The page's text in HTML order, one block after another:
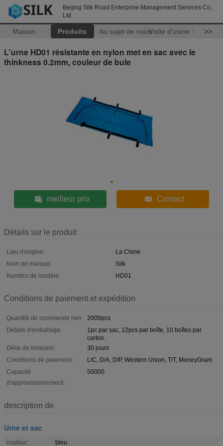
Beijing Silk Road Enterprise Management Services Co.,
Ltd.
Maison Produits Au sujet de nousVisite d'usine >>
L'urne HD01 résistante en nylon met en sac avec le
thinkness 0.2mm, couleur de bule
meilleur prix Contact
Détails sur le produit
Lieu d'origine:
La Chine
Nom de marque:
Silk
Numéro de modèle:
HD01
Conditions de paiement et expédition
Quantité de commande min:
2000pcs
Détails d'emballage:
1pc par sac, 12pcs par boîte, 10 boîtes par
carton.
Délai de livraison:
30 jours
Conditions de paiement:
L/C, D/A, D/P, Western Union, T/T, MoneyGram
Capacité
d'approvisionnement:
50000
description de
Urne et sac
couleur:
bleu